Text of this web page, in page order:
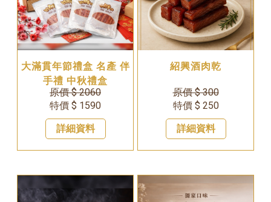
大滿貫年節禮盒 名產 伴
手禮 中秋禮盒
原價 $ 2060
特價 $ 1590
詳細資料
紹興酒肉乾
原價 $ 300
特價 $ 250
詳細資料